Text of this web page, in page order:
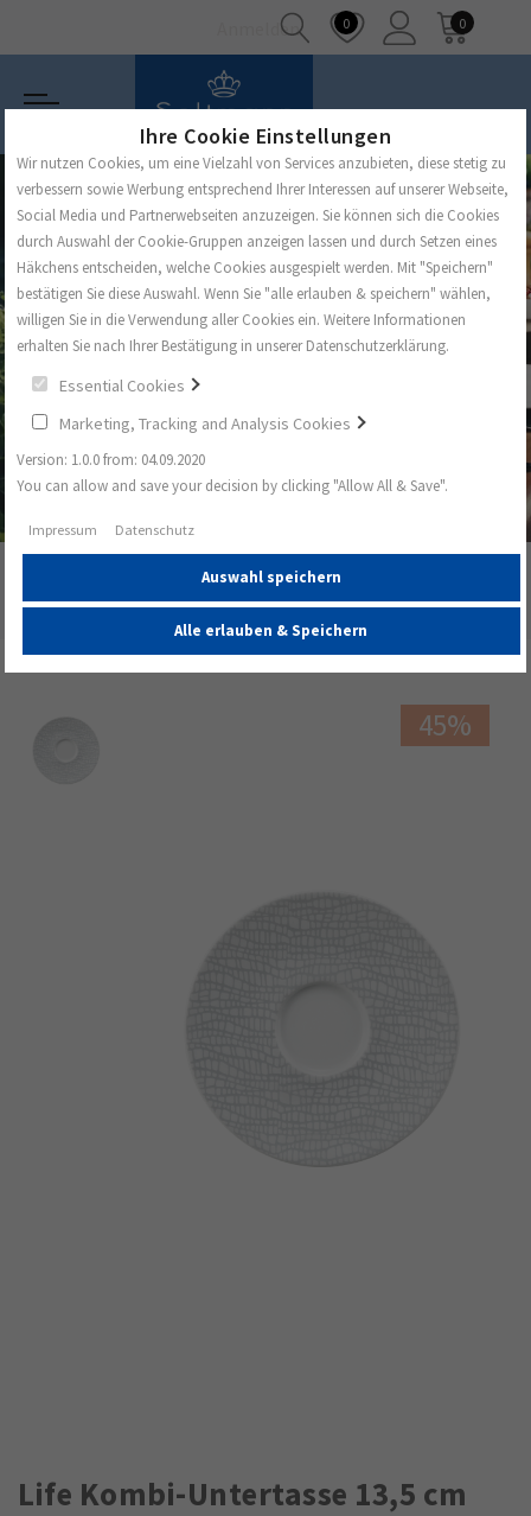
Anmelden 0 0
Life Kombi-Untertasse 13,5 cm Fashion Elegant Grey
45%
Life Kombi-Untertasse 13,5 cm
Ihre Cookie Einstellungen
Wir nutzen Cookies, um eine Vielzahl von Services anzubieten, diese stetig zu
verbessern sowie Werbung entsprechend Ihrer Interessen auf unserer Webseite,
Social Media und Partnerwebseiten anzuzeigen. Sie können sich die Cookies
durch Auswahl der Cookie-Gruppen anzeigen lassen und durch Setzen eines
Häkchens entscheiden, welche Cookies ausgespielt werden. Mit "Speichern"
bestätigen Sie diese Auswahl. Wenn Sie "alle erlauben & speichern" wählen,
willigen Sie in die Verwendung aller Cookies ein. Weitere Informationen
erhalten Sie nach Ihrer Bestätigung in unserer Datenschutzerklärung.
Essential Cookies
Marketing, Tracking and Analysis Cookies
Version: 1.0.0 from: 04.09.2020
You can allow and save your decision by clicking "Allow All & Save".
Impressum Datenschutz
Auswahl speichern
Alle erlauben & Speichern